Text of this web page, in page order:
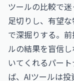
ツールの比較で
足切りし、有望
で深掘りする。
ルの結果を盲信
いてくれるパー
ば、AIツールは